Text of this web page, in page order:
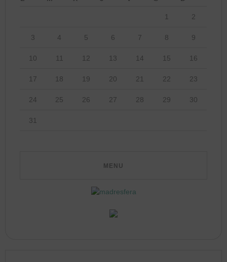
1 2
3 4 5 6 7 8 9
10 11 12 13 14 15 16
17 18 19 20 21 22 23
24 25 26 27 28 29 30
31